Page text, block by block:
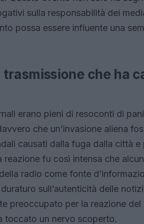
sulla responsabilità dei
possa essere influente una
che ha
erano pieni di resoconti di
che un’invasione aliena
causati dalla fuga dalla città e
fu così intensa che
radio come fonte
sull’autenticità delle
preoccupato per la reazione
toccato un nervo scoperto.